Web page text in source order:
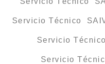
Servicio Técnico
Servicio
Servicio